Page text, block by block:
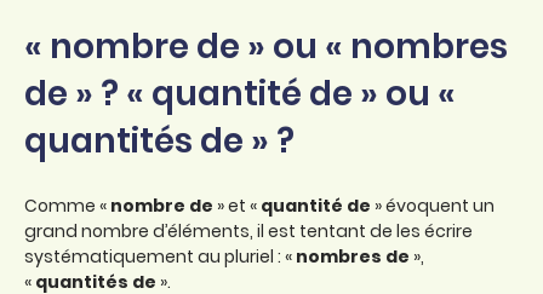
« nombre de » ou « nombres
de » ? « quantité de » ou «
quantités de » ?
Comme « nombre de » et « quantité de » évoquent un
grand nombre d’éléments, il est tentant de les écrire
systématiquement au pluriel : « nombres de »,
« quantités de ».